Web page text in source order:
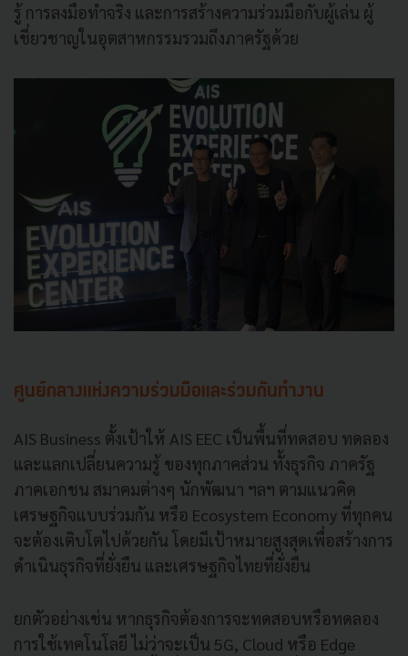
รู้ การลงมือทำจริง และการสร้างความร่วมมือกับผู้เล่น ผู้
เชี่ยวชาญในอุตสาหกรรมรวมถึงภาครัฐด้วย
ศูนย์กลางแห่งความร่วมมือและร่วมกันทำงาน
AIS Business ตั้งเป้าให้ AIS EEC เป็นพื้นที่ทดสอบ ทดลอง
และแลกเปลี่ยนความรู้ ของทุกภาคส่วน ทั้งธุรกิจ ภาครัฐ
ภาคเอกชน สมาคมต่างๆ นักพัฒนา ฯลฯ ตามแนวคิด
เศรษฐกิจแบบร่วมกัน หรือ Ecosystem Economy ที่ทุกคน
จะต้องเติบโตไปด้วยกัน โดยมีเป้าหมายสูงสุดเพื่อสร้างการ
ดำเนินธุรกิจที่ยั่งยืน และเศรษฐกิจไทยที่ยั่งยืน
ยกตัวอย่างเช่น หากธุรกิจต้องการจะทดสอบหรือทดลอง
การใช้เทคโนโลยี ไม่ว่าจะเป็น 5G, Cloud หรือ Edge